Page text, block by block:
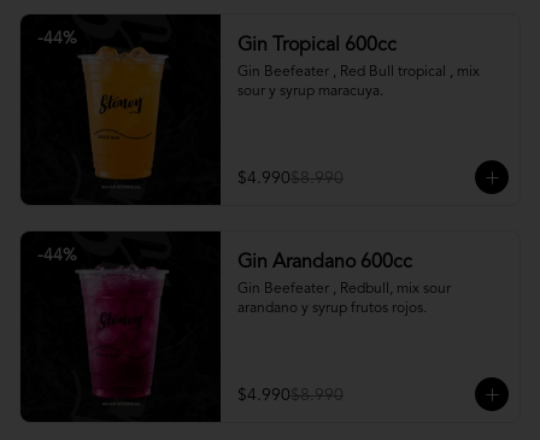
-44% Gin Tropical 600cc
Gin Beefeater , Red Bull tropical , mix
sour y syrup maracuya.
$4.990$8.990
-44% Gin Arandano 600cc
Gin Beefeater , Redbull, mix sour
arandano y syrup frutos rojos.
$4.990$8.990